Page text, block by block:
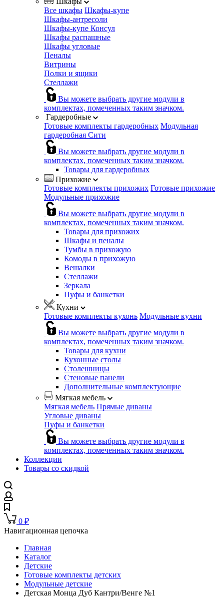
Все шкафы Шкафы-купе
Шкафы-антресоли
Шкафы-купе Консул
Шкафы распашные
Шкафы угловые
Пеналы
Витрины
Полки и ящики
Стеллажи
Вы можете выбрать другие модули в
комплектах, помеченных таким значком.
Гардеробные
Готовые комплекты гардеробных Модульная
гардеробная Сити
Вы можете выбрать другие модули в
комплектах, помеченных таким значком.
Товары для гардеробных
Прихожие
Готовые комплекты прихожих Готовые прихожие
Модульные прихожие
Вы можете выбрать другие модули в
комплектах, помеченных таким значком.
Товары для прихожих
Шкафы и пеналы
Тумбы в прихожую
Комоды в прихожую
Вешалки
Стеллажи
Зеркала
Пуфы и банкетки
Кухни
Готовые комплекты кухонь Модульные кухни
Вы можете выбрать другие модули в
комплектах, помеченных таким значком.
Товары для кухни
Кухонные столы
Столешницы
Стеновые панели
Дополнительные комплектующие
Мягкая мебель
Мягкая мебель Прямые диваны
Угловые диваны
Пуфы и банкетки
Вы можете выбрать другие модули в
комплектах, помеченных таким значком.
Коллекции
Товары со скидкой
0 ₽
Навигационная цепочка
Главная
Каталог
Детские
Готовые комплекты детских
Модульные детские
Детская Монца Дуб Кантри/Венге №1